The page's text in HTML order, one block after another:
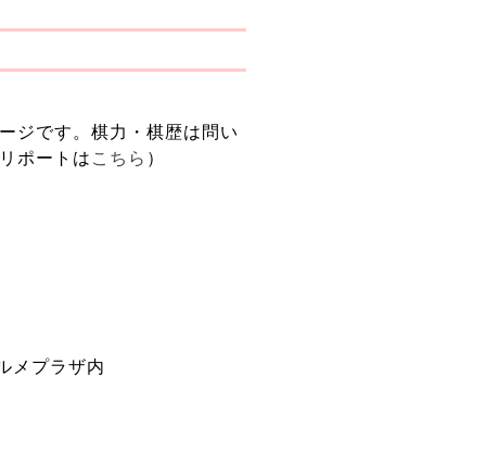
ジです。棋力・棋歴は問い
ポートは こちら ）
メプラザ内